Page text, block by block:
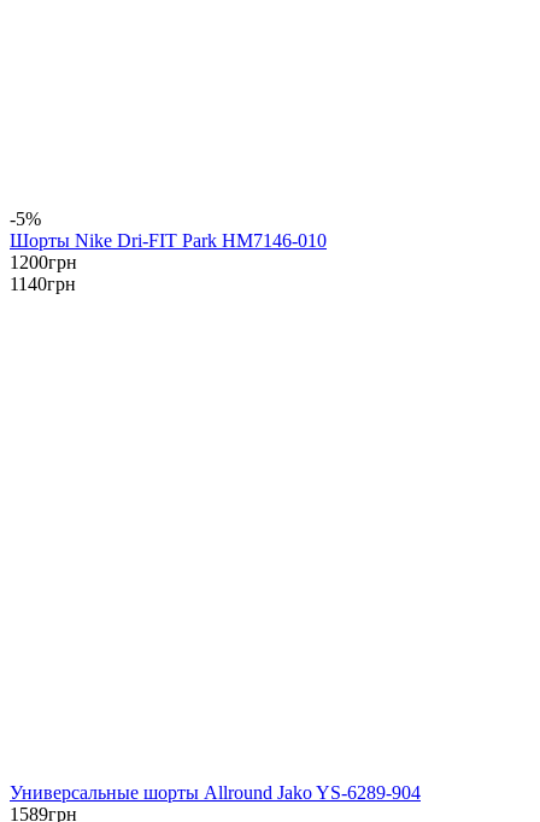
-5%
Шорты Nike Dri-FIT Park HM7146-010
1200грн
1140грн
Универсальные шорты Allround Jako YS-6289-904
1589грн